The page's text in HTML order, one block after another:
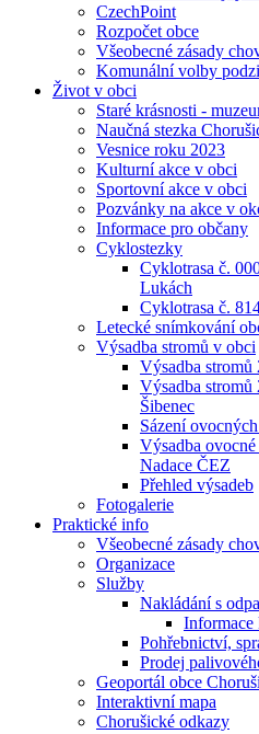
CzechPoint
Rozpočet obce
Všeobecné zásady
Komunální volby
Život v obci
Staré krásnosti -
Naučná stezka
Vesnice roku 2023
Kulturní akce v obci
Sportovní akce v obci
Pozvánky na akce v
Informace pro občany
Cyklostezky
Cyklotrasa č.
Lukách
Cyklotrasa č.
Letecké snímkování
Výsadba stromů v obci
Výsadba stromů
Výsadba
Šibenec
Sázení
Výsadba
Nadace ČEZ
Přehled výsadeb
Fotogalerie
Praktické info
Všeobecné zásady
Organizace
Služby
Nakládání s
Informace
Pohřebnictví,
Prodej
Geoportál obce
Interaktivní mapa
Chorušické odkazy